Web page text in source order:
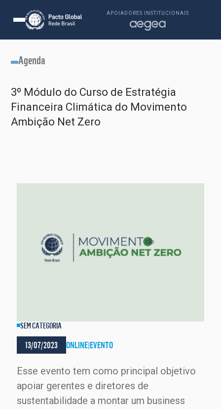
APOIADORES INSTITUCIONAIS
Agenda
3º Módulo do Curso de Estratégia
Financeira Climática do Movimento
Ambição Net Zero
SEM CATEGORIA
13/07/2023 ONLINE|EVENTO
Esse evento tem como principal objetivo
apoiar gerentes e diretores de
sustentabilidade a montar um business